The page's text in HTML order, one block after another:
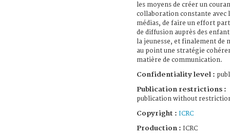
les moyens de créer un
collaboration constante avec
médias, de faire un effort
de diffusion auprès des
la jeunesse, et finalement de
au point une stratégie
matière de communication.
Confidentiality level :
Publication restrictions :
publication without
Copyright : ICRC
Production : ICRC